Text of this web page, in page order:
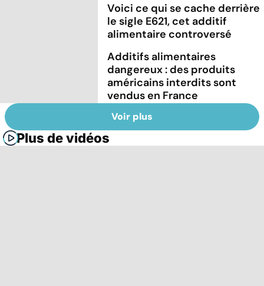
Voici ce qui se cache derrière
le sigle E621, cet additif
alimentaire controversé
Additifs alimentaires
dangereux : des produits
américains interdits sont
vendus en France
Voir plus
Plus de vidéos